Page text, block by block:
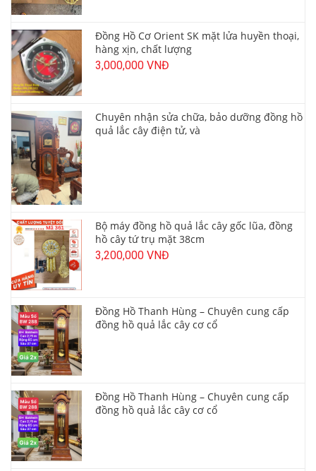
Đồng Hồ Cơ Orient SK mặt lửa huyền thoại,
hàng xịn, chất lượng
3,000,000 VNĐ
Chuyên nhận sửa chữa, bảo dưỡng đồng hồ
quả lắc cây điện tử, và
Bộ máy đồng hồ quả lắc cây gốc lũa, đồng
hồ cây tứ trụ mặt 38cm
3,200,000 VNĐ
Đồng Hồ Thanh Hùng – Chuyên cung cấp
đồng hồ quả lắc cây cơ cổ
Đồng Hồ Thanh Hùng – Chuyên cung cấp
đồng hồ quả lắc cây cơ cổ